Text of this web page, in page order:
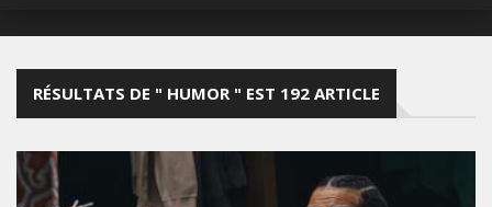
RÉSULTATS DE " HUMOR " EST 192 ARTICLE